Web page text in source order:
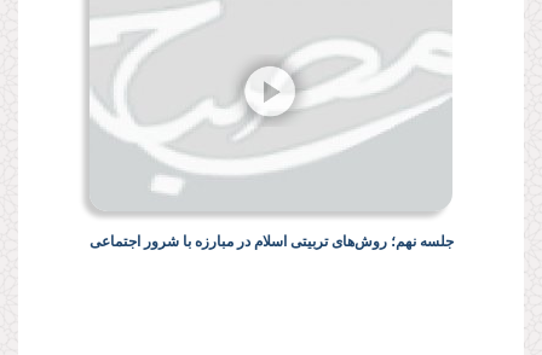
جلسه نهم؛ روش‌های تربیتی اسلام در مبارزه با شرور اجتماعی